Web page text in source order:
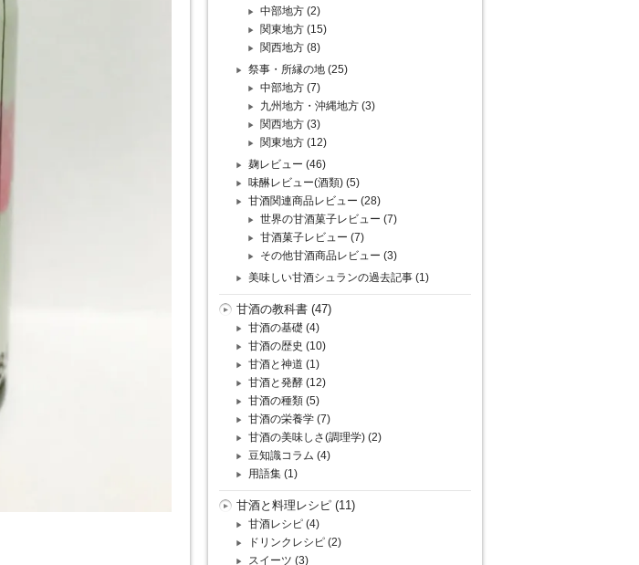
中部地方 (2)
関東地方 (15)
関西地方 (8)
祭事・所縁の地 (25)
中部地方 (7)
九州地方・沖縄地方 (3)
関西地方 (3)
関東地方 (12)
麹レビュー (46)
味醂レビュー(酒類) (5)
甘酒関連商品レビュー (28)
世界の甘酒菓子レビュー (7)
甘酒菓子レビュー (7)
その他甘酒商品レビュー (3)
美味しい甘酒シュランの過去記事 (1)
甘酒の教科書 (47)
甘酒の基礎 (4)
甘酒の歴史 (10)
甘酒と神道 (1)
甘酒と発酵 (12)
甘酒の種類 (5)
甘酒の栄養学 (7)
甘酒の美味しさ(調理学) (2)
豆知識コラム (4)
用語集 (1)
甘酒と料理レシピ (11)
甘酒レシピ (4)
ドリンクレシピ (2)
スイーツ (3)